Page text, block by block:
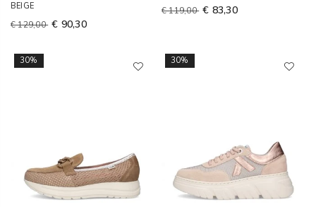
BEIGE
€ 129,00 € 90,30
€ 119,00 € 83,30
30% 30%